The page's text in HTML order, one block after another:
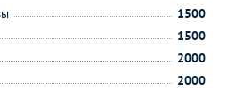
1500
1500
2000
2000